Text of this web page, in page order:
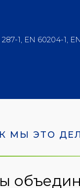
1, EN 60204-1,
МЫ ЭТО